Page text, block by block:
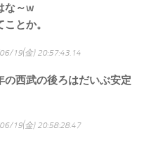
な～w
とか。
19(金) 20:57:43.14
西武の後ろはだいぶ安定
19(金) 20:58:28.47